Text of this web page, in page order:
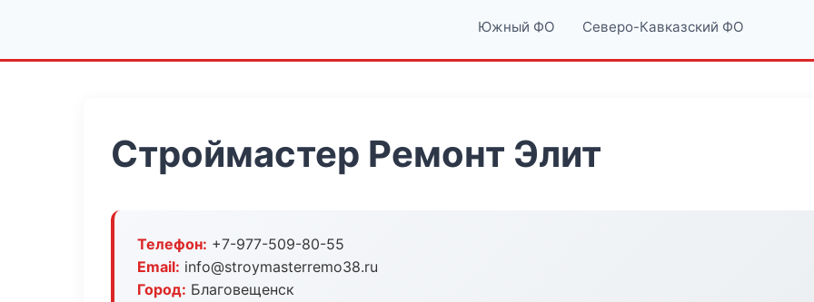
Южный ФО Северо-Кавказский ФО
Строймастер Ремонт Элит
Телефон: +7-977-509-80-55
Email: info@stroymasterremo38.ru
Город: Благовещенск